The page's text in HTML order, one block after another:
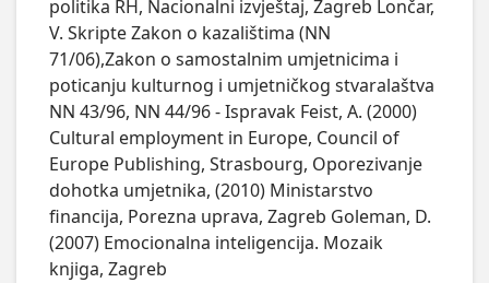
politika RH, Nacionalni izvještaj, Zagreb Lončar,
V. Skripte Zakon o kazalištima (NN
71/06),Zakon o samostalnim umjetnicima i
poticanju kulturnog i umjetničkog stvaralaštva
NN 43/96, NN 44/96 - Ispravak Feist, A. (2000)
Cultural employment in Europe, Council of
Europe Publishing, Strasbourg, Oporezivanje
dohotka umjetnika, (2010) Ministarstvo
financija, Porezna uprava, Zagreb Goleman, D.
(2007) Emocionalna inteligencija. Mozaik
knjiga, Zagreb